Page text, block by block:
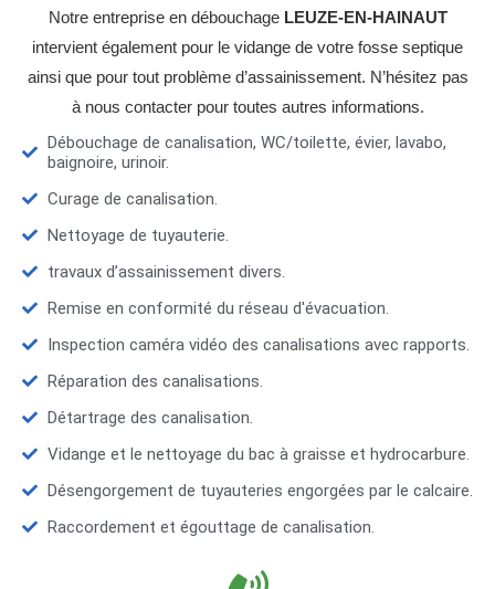
Notre entreprise en débouchage LEUZE-EN-HAINAUT
intervient également pour le vidange de votre fosse septique
ainsi que pour tout problème d’assainissement. N’hésitez pas
à nous contacter pour toutes autres informations.
Débouchage de canalisation, WC/toilette, évier, lavabo,
baignoire, urinoir.
Curage de canalisation.
Nettoyage de tuyauterie.
travaux d’assainissement divers.
Remise en conformité du réseau d'évacuation.
Inspection caméra vidéo des canalisations avec rapports.
Réparation des canalisations.
Détartrage des canalisation.
Vidange et le nettoyage du bac à graisse et hydrocarbure.
Désengorgement de tuyauteries engorgées par le calcaire.
Raccordement et égouttage de canalisation.